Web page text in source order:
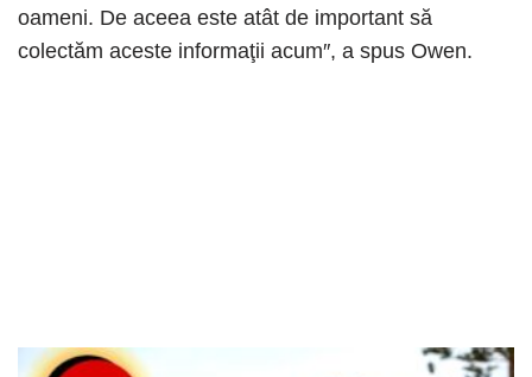
oameni. De aceea este atât de important să
colectăm aceste informaţii acum″⁣, a spus Owen.